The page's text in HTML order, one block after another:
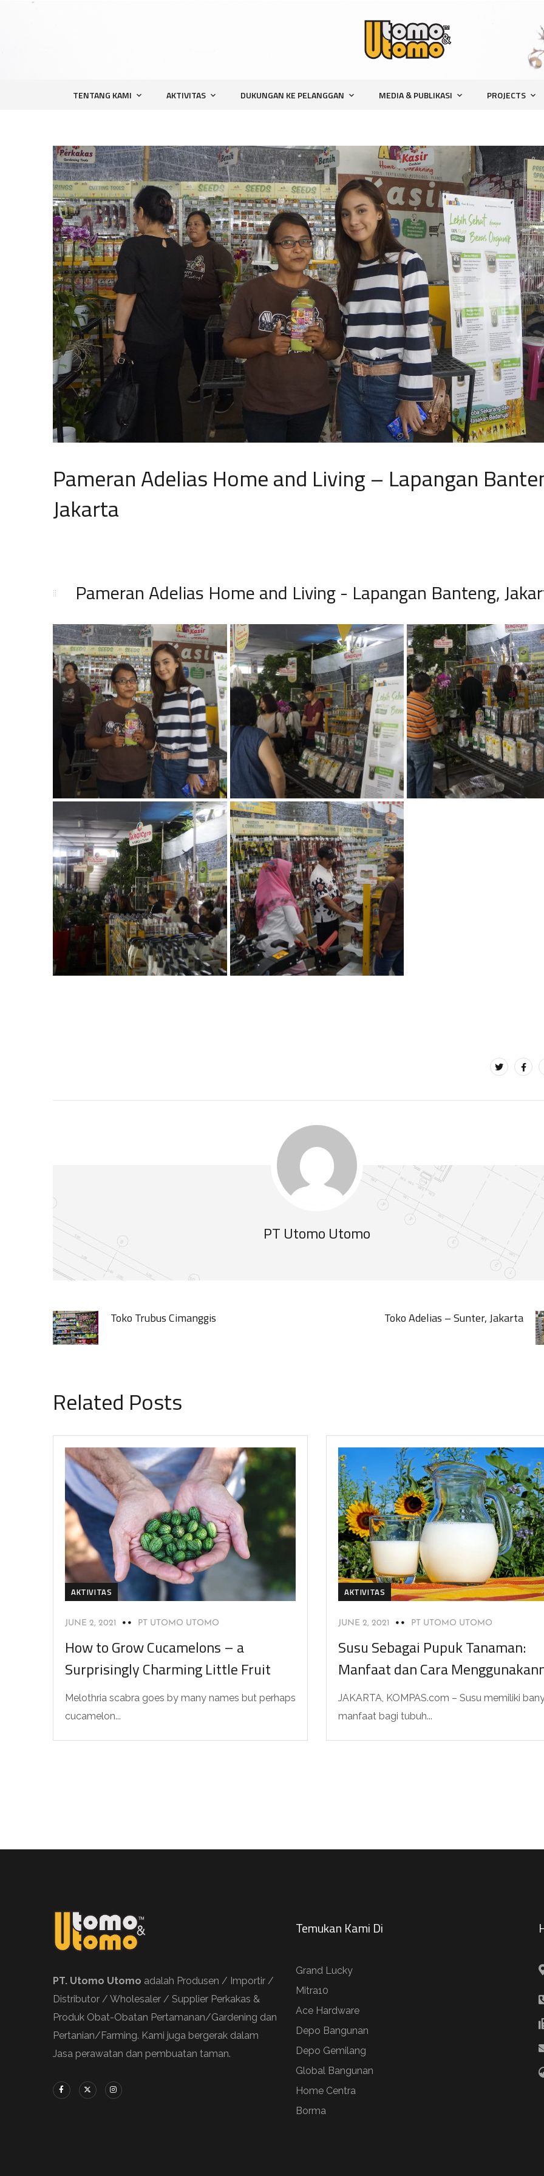
TENTANG KAMI AKTIVITAS DUKUNGAN KE PELANGGAN MEDIA & PUBLIKASI PROJECTS
Pameran Adelias Home and Living – Lapangan
Jakarta
Pameran Adelias Home and Living - Lapangan Banteng,
PT Utomo Utomo
Toko Trubus Cimanggis Toko Adelias – Sunter, Jakarta
Related Posts
AKTIVITAS
JUNE 2, 2021 PT UTOMO UTOMO
How to Grow Cucamelons – a
Surprisingly Charming Little Fruit
Melothria scabra goes by many names but perhaps
cucamelon...
AKTIVITAS
JUNE 2, 2021 PT UTOMO UTOMO
Susu Sebagai Pupuk Tanaman:
Manfaat dan Cara
JAKARTA, KOMPAS.com – Susu memiliki
manfaat bagi tubuh...
PT. Utomo Utomo adalah Produsen / Importir /
Distributor / Wholesaler / Supplier Perkakas &
Produk Obat-Obatan Pertamanan/Gardening dan
Pertanian/Farming. Kami juga bergerak dalam
Jasa perawatan dan pembuatan taman.
Temukan Kami Di
Grand Lucky
Mitra10
Ace Hardware
Depo Bangunan
Depo Gemilang
Global Bangunan
Home Centra
Borma